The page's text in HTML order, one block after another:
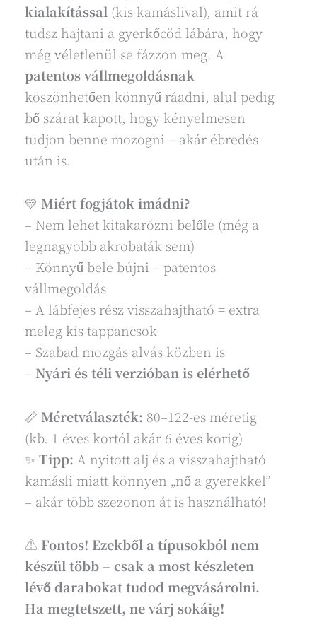
kialakítással (kis kamáslival), amit rá
tudsz hajtani a gyerkőcöd lábára, hogy
még véletlenül se fázzon meg. A
patentos vállmegoldásnak
köszönhetően könnyű ráadni, alul pedig
bő szárat kapott, hogy kényelmesen
tudjon benne mozogni – akár ébredés
után is.
💛 Miért fogjátok imádni?
– Nem lehet kitakarózni belőle (még a
legnagyobb akrobaták sem)
– Könnyű bele bújni – patentos
vállmegoldás
– A lábfejes rész visszahajtható = extra
meleg kis tappancsok
– Szabad mozgás alvás közben is
– Nyári és téli verzióban is elérhető
📏 Méretválaszték: 80–122-es méretig
(kb. 1 éves kortól akár 6 éves korig)
✨ Tipp: A nyitott alj és a visszahajtható
kamásli miatt könnyen „nő a gyerekkel”
– akár több szezonon át is használható!
⚠️ Fontos! Ezekből a típusokból nem
készül több – csak a most készleten
lévő darabokat tudod megvásárolni.
Ha megtetszett, ne várj sokáig!